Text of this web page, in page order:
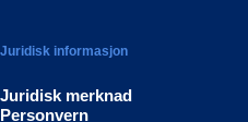
Juridisk informasjon
Juridisk merknad
Personvern